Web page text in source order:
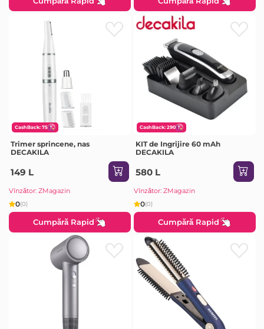
CashBack: 75
Trimer sprincene, nas
DECAKILA
149 L
Vînzător: ZMagazin
0(0)
Cumpără Rapid
CashBack: 290
KIT de Ingrijire 60 mAh
DECAKILA
580 L
Vînzător: ZMagazin
0(0)
Cumpără Rapid